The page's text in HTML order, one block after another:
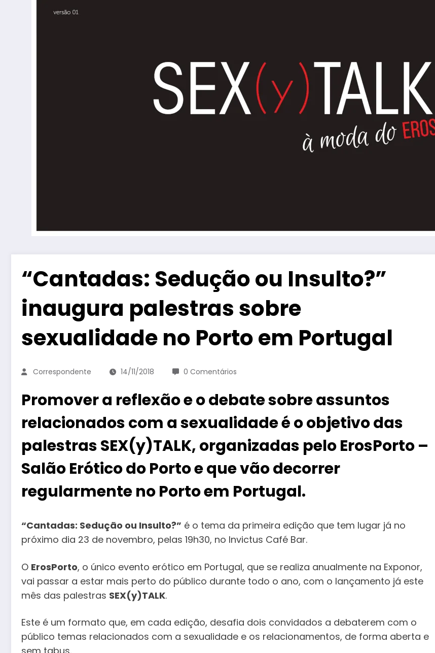
“Cantadas: Sedução ou Insulto?”
inaugura palestras sobre
sexualidade no Porto em Portugal
Correspondente 14/11/2018 0 Comentários
Promover a reflexão e o debate sobre assuntos
relacionados com a sexualidade é o objetivo das
palestras SEX(y)TALK, organizadas pelo ErosPorto –
Salão Erótico do Porto e que vão decorrer
regularmente no Porto em Portugal.
“Cantadas: Sedução ou Insulto?” é o tema da primeira edição que tem lugar já no
próximo dia 23 de novembro, pelas 19h30, no Invictus Café Bar.
O ErosPorto, o único evento erótico em Portugal, que se realiza anualmente na Exponor,
vai passar a estar mais perto do público durante todo o ano, com o lançamento já este
mês das palestras SEX(y)TALK.
Este é um formato que, em cada edição, desafia dois convidados a debaterem com o
público temas relacionados com a sexualidade e os relacionamentos, de forma aberta e